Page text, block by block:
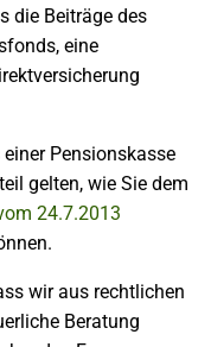
die Beiträge des
eine
Pensionskasse
gelten, wie Sie dem
24.7.2013
wir aus rechtlichen
Beratung